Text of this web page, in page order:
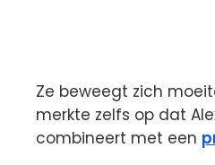
Ze beweegt zich
merkte zelfs op dat
combineert met een